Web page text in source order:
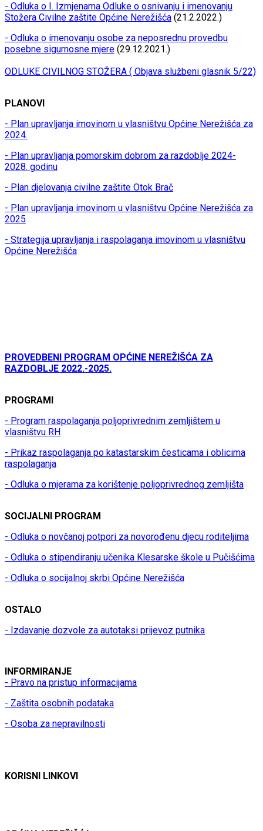
- Odluka o I. Izmjenama Odluke o osnivanju i imenovanju
Stožera Civilne zaštite Općine Nerežišća (21.2.2022.)
- Odluka o imenovanju osobe za neposrednu provedbu
posebne sigurnosne mjere (29.12.2021.)
ODLUKE CIVILNOG STOŽERA ( Objava službeni glasnik 5/22)
PLANOVI
- Plan upravljanja imovinom u vlasništvu Općine Nerežišća za
2024.
- Plan upravljanja pomorskim dobrom za razdoblje 2024-
2028. godinu
- Plan djelovanja civilne zaštite Otok Brač
- Plan upravljanja imovinom u vlasništvu Općine Nerežišća za
2025
- Strategija upravljanja i raspolaganja imovinom u vlasništvu
Općine Nerežišća
PROVEDBENI PROGRAM OPĆINE NEREŽIŠĆA ZA
RAZDOBLJE 2022.-2025.
PROGRAMI
- Program raspolaganja poljoprivrednim zemljištem u
vlasništvu RH
- Prikaz raspolaganja po katastarskim česticama i oblicima
raspolaganja
- Odluka o mjerama za korištenje poljoprivrednog zemljišta
SOCIJALNI PROGRAM
- Odluka o novčanoj potpori za novorođenu djecu roditeljima
- Odluka o stipendiranju učenika Klesarske škole u Pučišćima
- Odluka o socijalnoj skrbi Općine Nerežišća
OSTALO
- Izdavanje dozvole za autotaksi prijevoz putnika
INFORMIRANJE
- Pravo na pristup informacijama
- Zaštita osobnih podataka
- Osoba za nepravilnosti
KORISNI LINKOVI